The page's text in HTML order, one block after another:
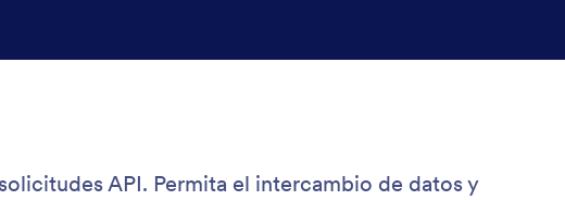
API. Permita el intercambio de datos y